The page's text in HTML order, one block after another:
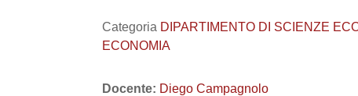
Categoria DIPARTIMENTO DI SCIENZE
ECONOMIA
Docente: Diego Campagnolo